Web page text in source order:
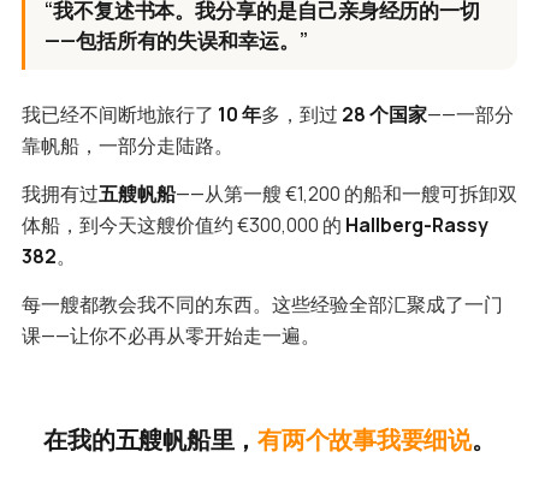
“我不复述书本。我分享的是自己亲身经历的一切
——包括所有的失误和幸运。”
我已经不间断地旅行了 10 年多，到过 28 个国家——一部分
靠帆船，一部分走陆路。
我拥有过五艘帆船——从第一艘 €1,200 的船和一艘可拆卸双
体船，到今天这艘价值约 €300,000 的 Hallberg-Rassy
382。
每一艘都教会我不同的东西。这些经验全部汇聚成了一门
课——让你不必再从零开始走一遍。
在我的五艘帆船里，有两个故事我要细说。